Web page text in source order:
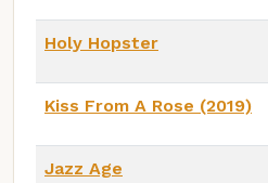
Holy Hopster
Kiss From A Rose (2019)
Jazz Age